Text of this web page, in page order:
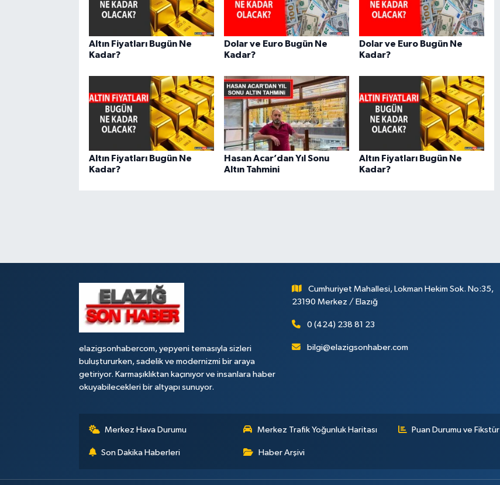
Altın Fiyatları Bugün Ne
Kadar?
Dolar ve Euro Bugün Ne
Kadar?
Dolar ve Euro Bugün Ne
Kadar?
Altın Fiyatları Bugün Ne
Kadar?
Hasan Acar’dan Yıl Sonu
Altın Tahmini
Altın Fiyatları Bugün Ne
Kadar?
elazigsonhabercom, yepyeni temasıyla sizleri
buluştururken, sadelik ve modernizmi bir araya
getiriyor. Karmaşıklıktan kaçınıyor ve insanlara haber
okuyabilecekleri bir altyapı sunuyor.
Cumhuriyet Mahallesi, Lokman Hekim Sok. No:35,
23190 Merkez / Elazığ
0 (424) 238 81 23
bilgi@elazigsonhaber.com
Merkez Hava Durumu Merkez Trafik Yoğunluk Haritası Puan Durumu ve Fikstür
Son Dakika Haberleri Haber Arşivi